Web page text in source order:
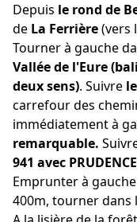
Depuis le rond de
de La Ferrière(vers
Tourner à gauche
Vallée de l'Eure
deux sens). Suivre
carrefour des
immédiatement à
remarquable.
941 avec PRUDENCE
Emprunter à gauche
400m, tourner dans